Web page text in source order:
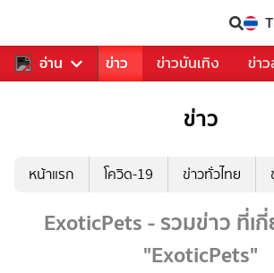
อ่าน
คุณ กีฬา ข่าว ข่าวบันเทิง ข่า
ข่าว
หน้าแรก โควิด-19 ข่าวทั่วไทย
ExoticPets - รวมข่าว ที่เ
"ExoticPets"